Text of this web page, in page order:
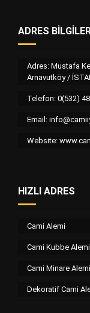
ADRES
Adres: Mustafa
Arnavutköy /
Telefon: 0(532)
Email:
Website:
HIZLI ADRES
Cami Alemi
Cami Kubbe Alemi
Cami Minare Alemi
Dekoratif Cami